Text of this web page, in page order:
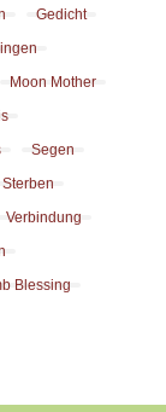
Gedicht
Moon Mother
Segen
Sterben
Verbindung
Blessing